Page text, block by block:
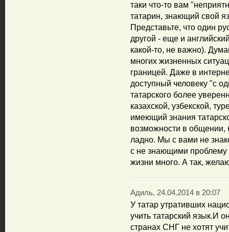
таки что-то вам
татарин, знающий свой
Представьте, что один
другой - еще и
какой-то, не важно).
многих жизненных
границей. Даже в
доступный человеку "с
татарского более
казахской, узбекской,
имеющий знания
возможности в общении,
ладно. Мы с вами не
с не знающими проблему
жизни много. А так,
Адиль, 24.04.2014 в 20:07
У татар утративших
учить татарский язык.И
странах СНГ не хотят